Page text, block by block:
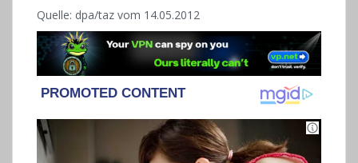
Quelle: dpa/taz vom 14.05.2012